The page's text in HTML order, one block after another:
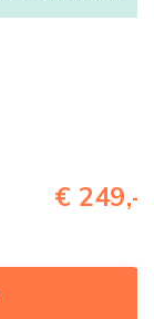
€ 249,-